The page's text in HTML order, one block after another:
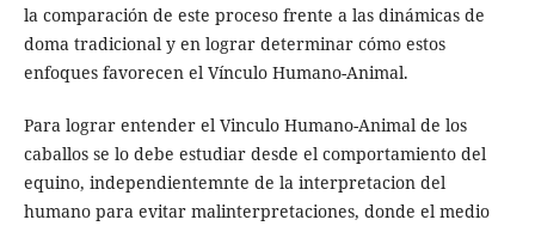
la comparación de este proceso frente a las dinámicas de
doma tradicional y en lograr determinar cómo estos
enfoques favorecen el Vínculo Humano-Animal.
Para lograr entender el Vinculo Humano-Animal de los
caballos se lo debe estudiar desde el comportamiento del
equino, independientemnte de la interpretacion del
humano para evitar malinterpretaciones, donde el medio